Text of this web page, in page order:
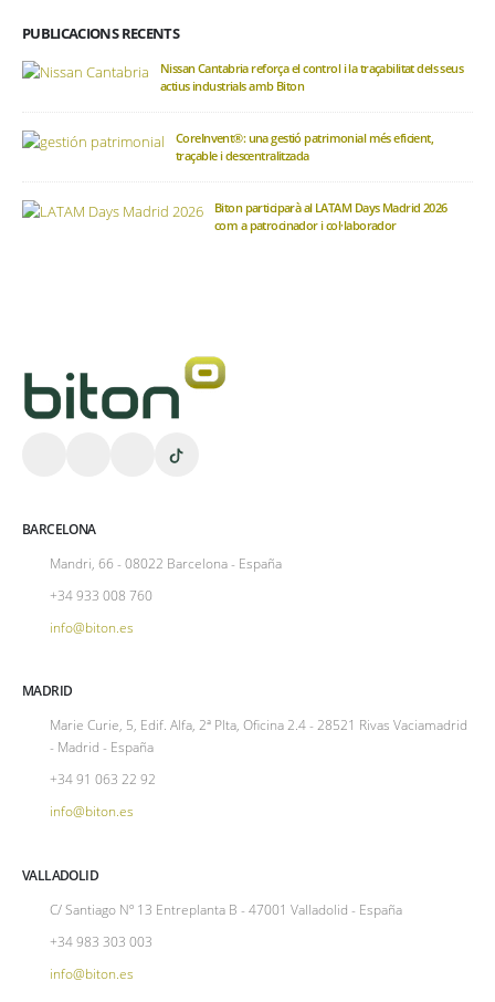
PUBLICACIONS RECENTS
Nissan Cantabria reforça el control i la traçabilitat dels seus
actius industrials amb Biton
CoreInvent®: una gestió patrimonial més eficient,
traçable i descentralitzada
Biton participarà al LATAM Days Madrid 2026
com a patrocinador i col·laborador
BARCELONA
Mandri, 66 - 08022 Barcelona - España
+34 933 008 760
info@biton.es
MADRID
Marie Curie, 5, Edif. Alfa, 2ª Plta, Oficina 2.4 - 28521 Rivas Vaciamadrid
- Madrid - España
+34 91 063 22 92
info@biton.es
VALLADOLID
C/ Santiago Nº 13 Entreplanta B - 47001 Valladolid - España
+34 983 303 003
info@biton.es